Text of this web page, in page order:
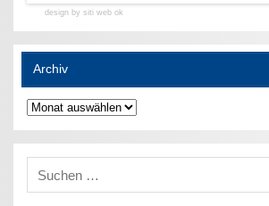
design by siti web ok
Archiv
Archiv